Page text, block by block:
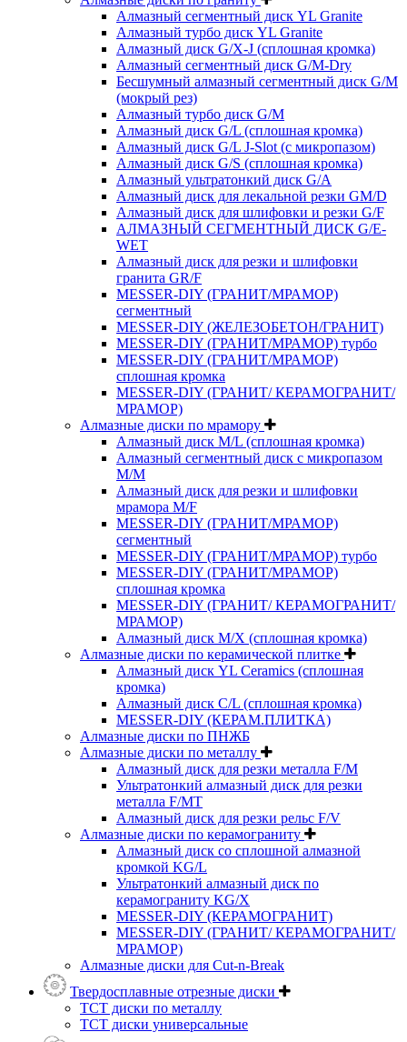
Алмазный сегментный диск YL Granite
Алмазный турбо диск YL Granite
Алмазный диск G/X-J (сплошная кромка)
Алмазный сегментный диск G/M-Dry
Бесшумный алмазный сегментный диск G/M
(мокрый рез)
Алмазный турбо диск G/M
Алмазный диск G/L (сплошная кромка)
Алмазный диск G/L J-Slot (с микропазом)
Алмазный диск G/S (сплошная кромка)
Алмазный ультратонкий диск G/A
Алмазный диск для лекальной резки GM/D
Алмазный диск для шлифовки и резки G/F
АЛМАЗНЫЙ СЕГМЕНТНЫЙ ДИСК G/E-
WET
Алмазный диск для резки и шлифовки
гранита GR/F
MESSER-DIY (ГРАНИТ/МРАМОР)
сегментный
MESSER-DIY (ЖЕЛЕЗОБЕТОН/ГРАНИТ)
MESSER-DIY (ГРАНИТ/МРАМОР) турбо
MESSER-DIY (ГРАНИТ/МРАМОР)
сплошная кромка
MESSER-DIY (ГРАНИТ/ КЕРАМОГРАНИТ/
МРАМОР)
Алмазные диски по мрамору
Алмазный диск M/L (сплошная кромка)
Алмазный сегментный диск с микропазом
M/M
Алмазный диск для резки и шлифовки
мрамора M/F
MESSER-DIY (ГРАНИТ/МРАМОР)
сегментный
MESSER-DIY (ГРАНИТ/МРАМОР) турбо
MESSER-DIY (ГРАНИТ/МРАМОР)
сплошная кромка
MESSER-DIY (ГРАНИТ/ КЕРАМОГРАНИТ/
МРАМОР)
Алмазный диск M/X (сплошная кромка)
Алмазные диски по керамической плитке
Алмазный диск YL Ceramics (сплошная
кромка)
Алмазный диск C/L (сплошная кромка)
MESSER-DIY (КЕРАМ.ПЛИТКА)
Алмазные диски по ПНЖБ
Алмазные диски по металлу
Алмазный диск для резки металла F/M
Ультратонкий алмазный диск для резки
металла F/MT
Алмазный диск для резки рельс F/V
Алмазные диски по керамограниту
Алмазный диск со сплошной алмазной
кромкой KG/L
Ультратонкий алмазный диск по
керамограниту KG/X
MESSER-DIY (КЕРАМОГРАНИТ)
MESSER-DIY (ГРАНИТ/ КЕРАМОГРАНИТ/
МРАМОР)
Алмазные диски для Cut-n-Break
Твердосплавные отрезные диски
ТСТ диски по металлу
ТСТ диски универсальные